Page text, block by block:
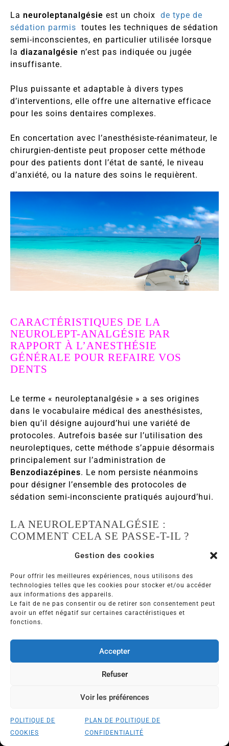
Gestion des cookies
Pour offrir les meilleures expériences, nous utilisons des
technologies telles que les cookies pour stocker et/ou accéder
aux informations des appareils.
Le fait de ne pas consentir ou de retirer son consentement peut
avoir un effet négatif sur certaines caractéristiques et
fonctions.
Accepter
Refuser
Voir les préférences
POLITIQUE DE
COOKIES
PLAN DE POLITIQUE DE
CONFIDENTIALITÉ
La neuroleptanalgésie est un choix de type de
sédation parmis toutes les techniques de sédation
semi-inconscientes, en particulier utilisée lorsque
la diazanalgésie n’est pas indiquée ou jugée
insuffisante.
Plus puissante et adaptable à divers types
d’interventions, elle offre une alternative efficace
pour les soins dentaires complexes.
En concertation avec l’anesthésiste-réanimateur, le
chirurgien-dentiste peut proposer cette méthode
pour des patients dont l’état de santé, le niveau
d’anxiété, ou la nature des soins le requièrent.
CARACTÉRISTIQUES DE LA
NEUROLEPT-ANALGÉSIE PAR
RAPPORT À L’ANESTHÉSIE
GÉNÉRALE POUR REFAIRE VOS
DENTS
Le terme « neuroleptanalgésie » a ses origines
dans le vocabulaire médical des anesthésistes,
bien qu’il désigne aujourd’hui une variété de
protocoles. Autrefois basée sur l’utilisation des
neuroleptiques, cette méthode s’appuie désormais
principalement sur l’administration de
Benzodiazépines. Le nom persiste néanmoins
pour désigner l’ensemble des protocoles de
sédation semi-inconsciente pratiqués aujourd’hui.
LA NEUROLEPTANALGÉSIE :
COMMENT CELA SE PASSE-T-IL ?
La neuroleptanalgésie implique l’administration de
des benzodiazépineset des analgésiques. Cette
combinaison assure un état de sédation profonde
tout en maintenant une respiration spontanée.
Contrairement à l’anesthésie générale, le patient
sous neuroleptanalgésie n’est pas intubé et ventilé
mécaniquement, ce qui confère à cette méthode
une certaine souplesse et une sécurité renforcée.
LE DÉROULEMENT DE
L’INTERVENTION POUR REFAIRE VOS
DENTS SOUS NEUROLEPTANALGÉSIE
COMMENT CONSULTER LE Dr WEINMAN?
FRANCE| SUISSE